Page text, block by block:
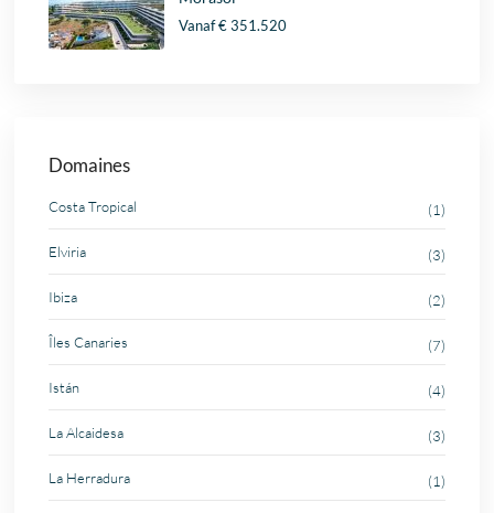
Vanaf€ 351.520
Domaines
Costa Tropical (1)
Elviria (3)
Ibiza (2)
Îles Canaries (7)
Istán (4)
La Alcaidesa (3)
La Herradura (1)